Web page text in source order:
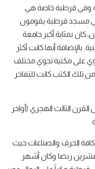
وفي قرطبة خاصة هي
في مسجد قرطبة يقومون
كان بمثابة أكبر جامعة
بالإضافة أنها كانت أكثر
على مكتبة تحوي مختلف
تلك الكتب كانت للتفاخر
الثالث الهجري (أواخر
الحرف والصناعات حيث
ربضا وكان أشهر